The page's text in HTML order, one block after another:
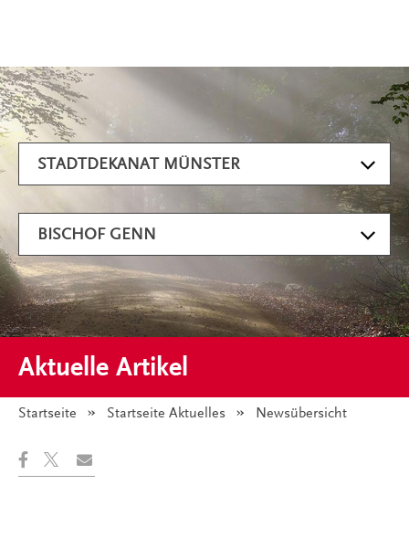
Aktuelle Artikel
Artikel filtern
STADTDEKANAT MÜNSTER
BISCHOF GENN
Startseite Startseite Aktuelles Angezeigt:
Newsübersicht